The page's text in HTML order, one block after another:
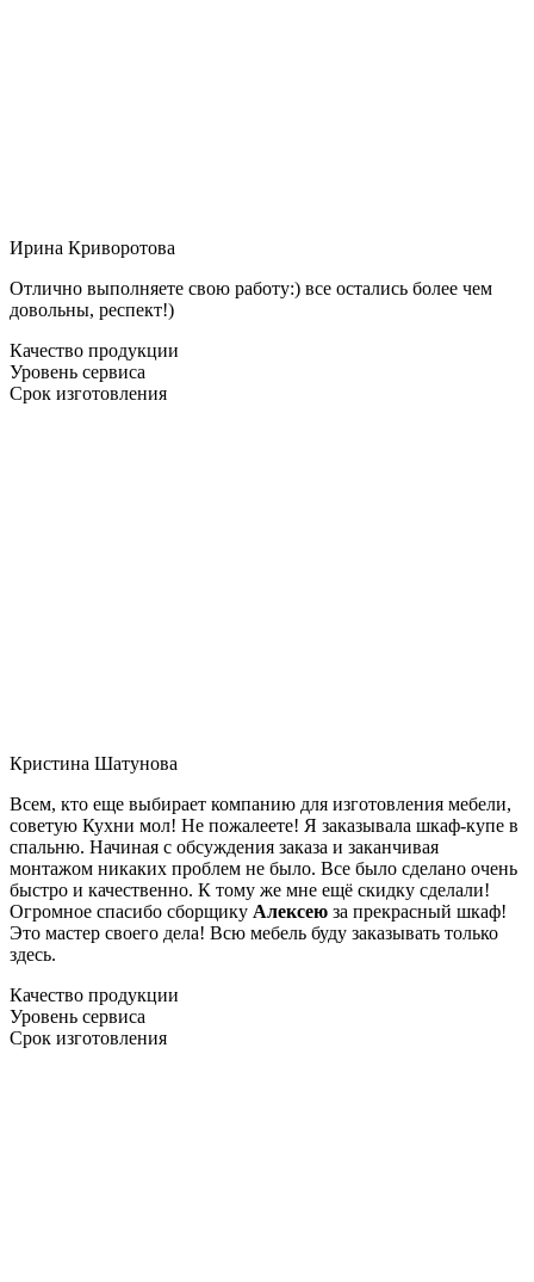
Ирина Криворотова
Отлично выполняете свою работу:) все остались более чем
довольны, респект!)
Качество продукции
Уровень сервиса
Срок изготовления
Кристина Шатунова
Всем, кто еще выбирает компанию для изготовления мебели,
советую Кухни мол! Не пожалеете! Я заказывала шкаф-купе в
спальню. Начиная с обсуждения заказа и заканчивая
монтажом никаких проблем не было. Все было сделано очень
быстро и качественно. К тому же мне ещё скидку сделали!
Огромное спасибо сборщику Алексею за прекрасный шкаф!
Это мастер своего дела! Всю мебель буду заказывать только
здесь.
Качество продукции
Уровень сервиса
Срок изготовления